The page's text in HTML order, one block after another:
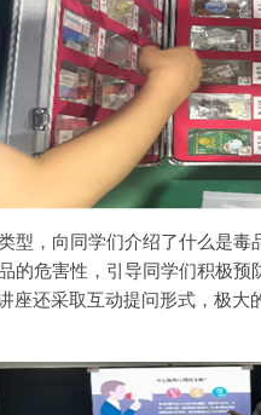
，向同学们介绍了什么是毒
的危害性，引导同学们积极预
座还采取互动提问形式，极大